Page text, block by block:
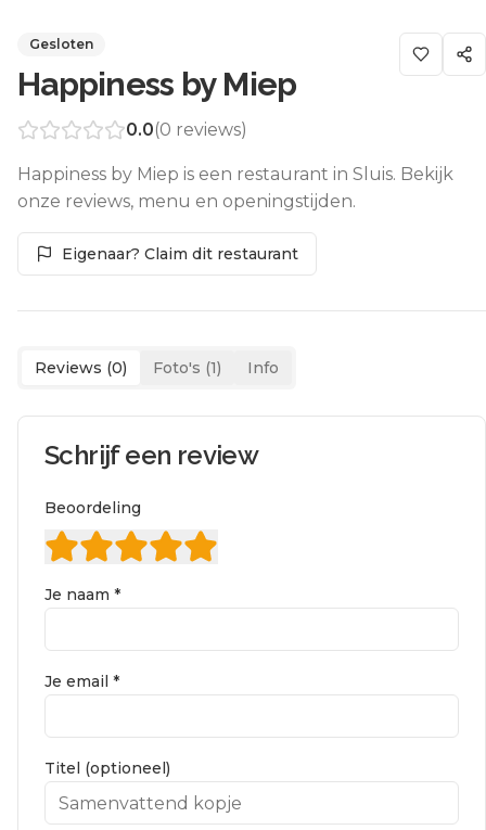
Gesloten
Happiness by Miep
0.0(0 reviews)
Happiness by Miep is een restaurant in Sluis. Bekijk
onze reviews, menu en openingstijden.
Eigenaar? Claim dit restaurant
Reviews (0) Foto's (1) Info
Schrijf een review
Beoordeling
Je naam *
Je email *
Titel (optioneel)